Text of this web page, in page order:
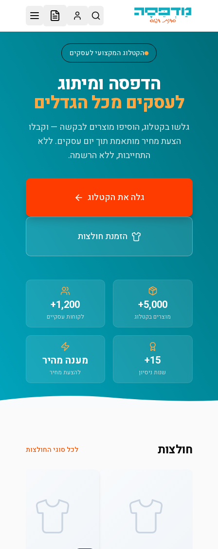
דלג לתוכן הראשי
הקטלוג המקצועי לעסקים
הדפסה ומיתוג
לעסקים מכל הגדלים
גלשו בקטלוג, הוסיפו מוצרים לבקשה — וקבלו
הצעת מחיר מותאמת תוך יום עסקים. ללא
התחייבות, ללא הרשמה.
גלה את הקטלוג
הזמנת חולצות
5,000+
מוצרים בקטלוג
1,200+
לקוחות עסקיים
15+
שנות ניסיון
מענה מהיר
להצעת מחיר
חולצות לכל סוגי החולצות